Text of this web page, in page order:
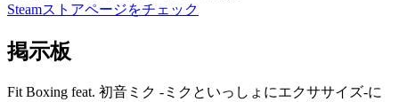
Steamストアページをチェック
掲示板
Fit Boxing feat. 初音ミク -ミクといっしょにエクササイズ-に